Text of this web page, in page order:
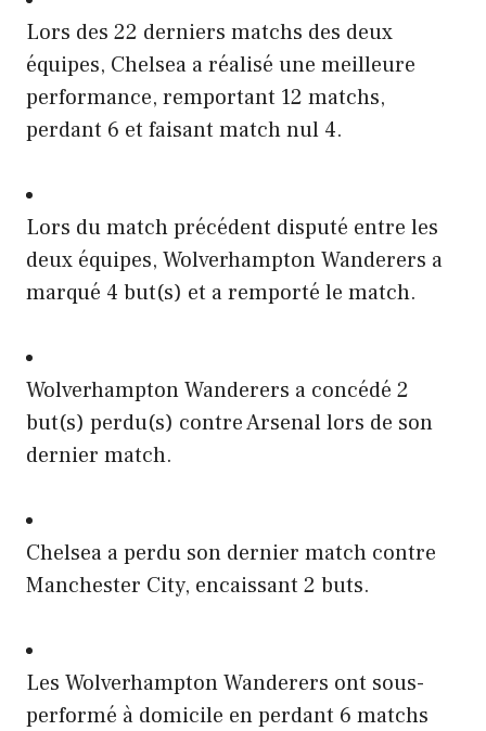
Lors des 22 derniers matchs des deux
équipes, Chelsea a réalisé une meilleure
performance, remportant 12 matchs,
perdant 6 et faisant match nul 4.
Lors du match précédent disputé entre les
deux équipes, Wolverhampton Wanderers a
marqué 4 but(s) et a remporté le match.
Wolverhampton Wanderers a concédé 2
but(s) perdu(s) contre Arsenal lors de son
dernier match.
Chelsea a perdu son dernier match contre
Manchester City, encaissant 2 buts.
Les Wolverhampton Wanderers ont sous-
performé à domicile en perdant 6 matchs